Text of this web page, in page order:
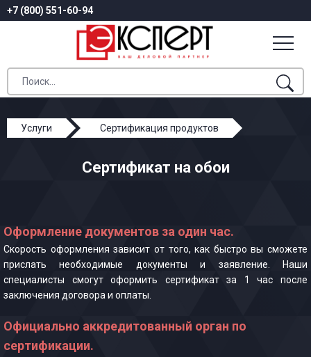
+7 (800) 551-60-94
Услуги
Сертификация продуктов
Сертификат на обои
Оформление документов за один час.
Скорость оформления зависит от того, как быстро вы сможете
прислать необходимые документы и заявление. Наши
специалисты смогут оформить сертификат за 1 час после
заключения договора и оплаты.
Официально аккредитованный орган по
сертификации.